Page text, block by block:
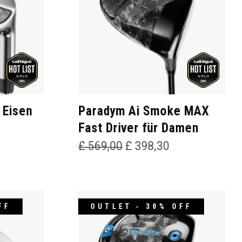
Paradym Ai Smoke MAX
Fast Driver für Damen
£ 569,00 £ 398,30
OUTLET - 30% OFF